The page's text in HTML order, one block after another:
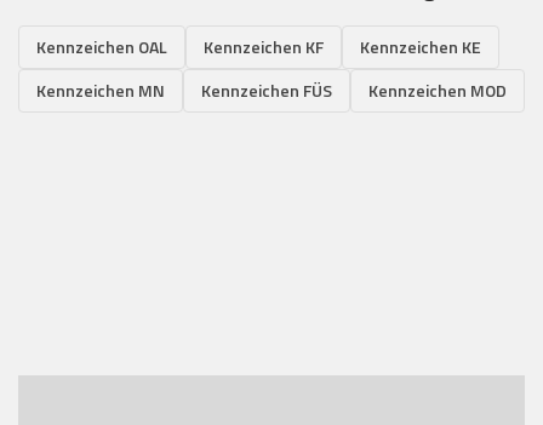
Kennzeichen OAL Kennzeichen KF
Kennzeichen KE
Kennzeichen MN
Kennzeichen FÜS Kennzeichen MOD